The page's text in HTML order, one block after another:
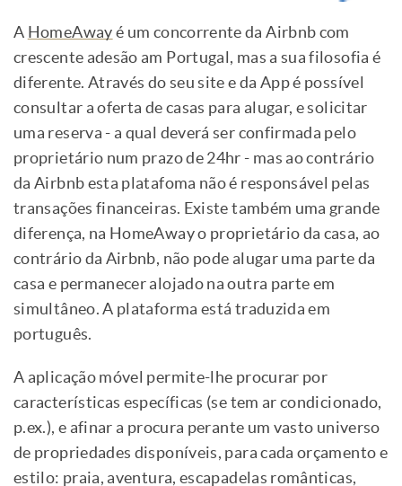
A HomeAway é um concorrente da Airbnb com
crescente adesão am Portugal, mas a sua filosofia é
diferente. Através do seu site e da App é possível
consultar a oferta de casas para alugar, e solicitar
uma reserva - a qual deverá ser confirmada pelo
proprietário num prazo de 24hr - mas ao contrário
da Airbnb esta platafoma não é responsável pelas
transações financeiras. Existe também uma grande
diferença, na HomeAway o proprietário da casa, ao
contrário da Airbnb, não pode alugar uma parte da
casa e permanecer alojado na outra parte em
simultâneo. A plataforma está traduzida em
português.
A aplicação móvel permite-lhe procurar por
características específicas (se tem ar condicionado,
p.ex.), e afinar a procura perante um vasto universo
de propriedades disponíveis, para cada orçamento e
estilo: praia, aventura, escapadelas românticas,